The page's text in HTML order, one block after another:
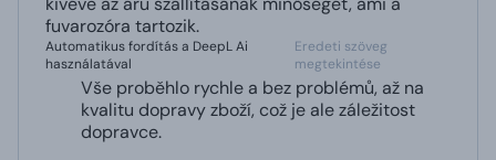
fuvarozóra tartozik.
Automatikus fordítás a DeepL Ai
használatával
Eredeti szöveg
megtekintése
Vše proběhlo rychle a bez problémů, až na
kvalitu dopravy zboží, což je ale záležitost
dopravce.